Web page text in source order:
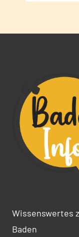
Wissenswertes
Baden